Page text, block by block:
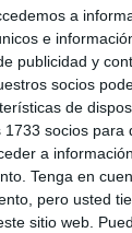
a
e
publicidad y
socios
de
socios
a
Tenga en
pero usted
sitio web.
Glorieta
entrando al